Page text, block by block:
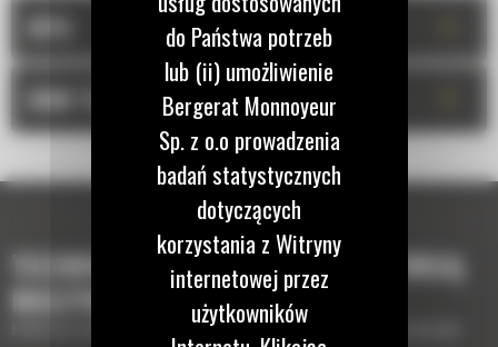
DANE TECHNICZNE
TECHNOLOGIE, KTÓRE UZUPEŁNIĄ TWOJĄ
MASZYNĘ
Krótki opis wyposażenia lub technologii potrzebnych do uzupełnienia maszyny
do Państwa potrzeb
lub (ii) umożliwienie
Bergerat Monnoyeur
Sp. z o.o prowadzenia
badań statystycznych
dotyczących
korzystania z Witryny
internetowej przez
użytkowników